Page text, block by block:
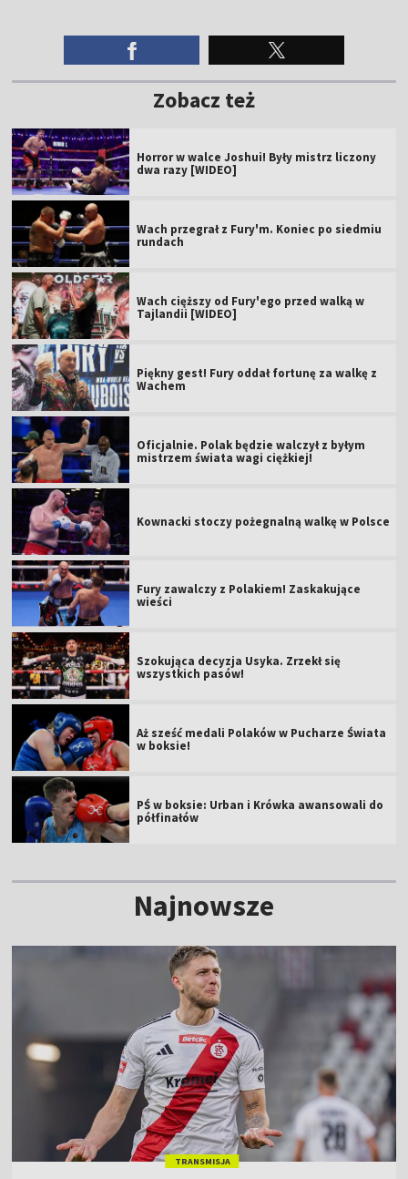
Zobacz też
Horror w walce Joshui! Były mistrz liczony
dwa razy [WIDEO]
Wach przegrał z Fury'm. Koniec po siedmiu
rundach
Wach cięższy od Fury'ego przed walką w
Tajlandii [WIDEO]
Piękny gest! Fury oddał fortunę za walkę z
Wachem
Oficjalnie. Polak będzie walczył z byłym
mistrzem świata wagi ciężkiej!
Kownacki stoczy pożegnalną walkę w Polsce
Fury zawalczy z Polakiem! Zaskakujące
wieści
Szokująca decyzja Usyka. Zrzekł się
wszystkich pasów!
Aż sześć medali Polaków w Pucharze Świata
w boksie!
PŚ w boksie: Urban i Krówka awansowali do
półfinałów
Najnowsze
TRANSMISJA